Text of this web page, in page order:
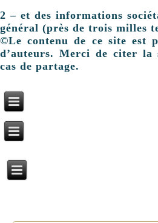
2 – et des informations
général (près de trois milles
©Le contenu de ce site est
d’auteurs. Merci de citer la
cas de partage.